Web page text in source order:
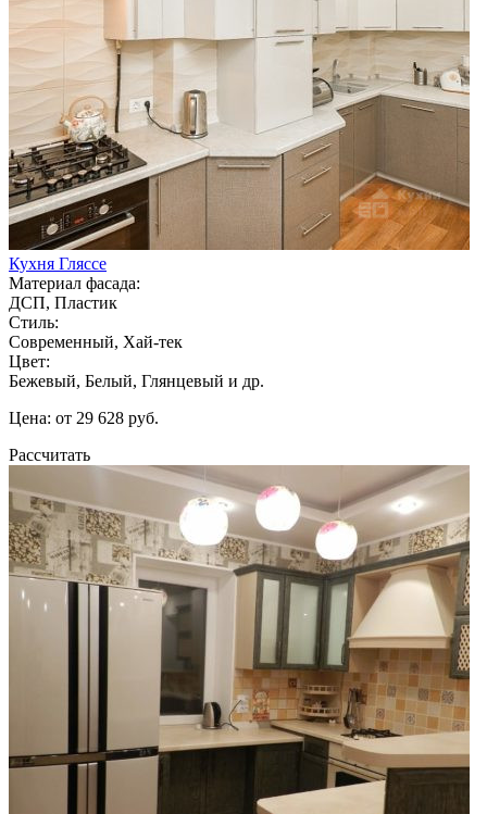
Кухня Гляссе
Материал фасада:
ДСП, Пластик
Стиль:
Современный, Хай-тек
Цвет:
Бежевый, Белый, Глянцевый и др.
Цена: от 29 628 руб.
Рассчитать